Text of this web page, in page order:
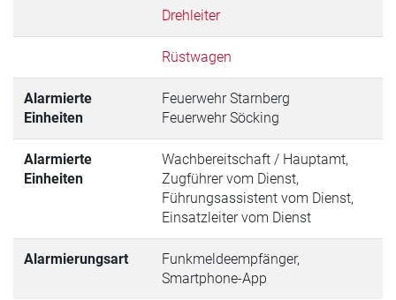
Drehleiter
Rüstwagen
Alarmierte
Einheiten
Feuerwehr Starnberg
Feuerwehr Söcking
Alarmierte
Einheiten
Wachbereitschaft / Hauptamt,
Zugführer vom Dienst,
Führungsassistent vom Dienst,
Einsatzleiter vom Dienst
Alarmierungsart
Funkmeldeempfänger,
Smartphone-App